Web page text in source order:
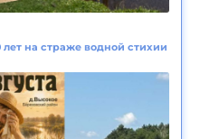
лет на страже водной стихии